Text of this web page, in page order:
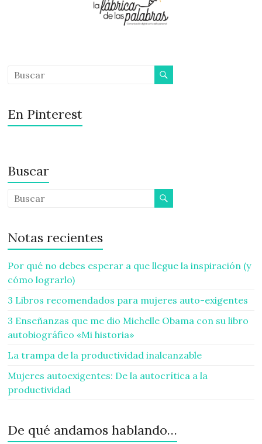
En Pinterest
Buscar
Notas recientes
Por qué no debes esperar a que llegue la inspiración (y
cómo lograrlo)
3 Libros recomendados para mujeres auto-exigentes
3 Enseñanzas que me dio Michelle Obama con su libro
autobiográfico «Mi historia»
La trampa de la productividad inalcanzable
Mujeres autoexigentes: De la autocrítica a la
productividad
De qué andamos hablando…